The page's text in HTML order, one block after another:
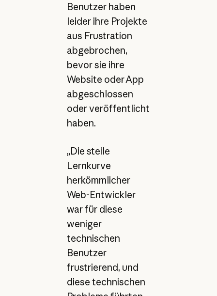
Benutzer haben
leider ihre Projekte
aus Frustration
abgebrochen,
bevor sie ihre
Website oder App
abgeschlossen
oder veröffentlicht
haben.
„Die steile
Lernkurve
herkömmlicher
Web-Entwickler
war für diese
weniger
technischen
Benutzer
frustrierend, und
diese technischen